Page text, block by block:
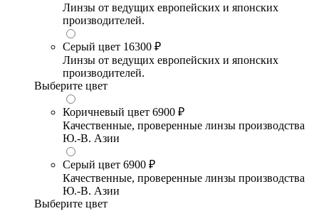
Линзы от ведущих европейских и японских
производителей.
Серый цвет 16300 ₽
Линзы от ведущих европейских и японских
производителей.
Выберите цвет
Коричневый цвет 6900 ₽
Качественные, проверенные линзы производства
Ю.-В. Азии
Серый цвет 6900 ₽
Качественные, проверенные линзы производства
Ю.-В. Азии
Выберите цвет